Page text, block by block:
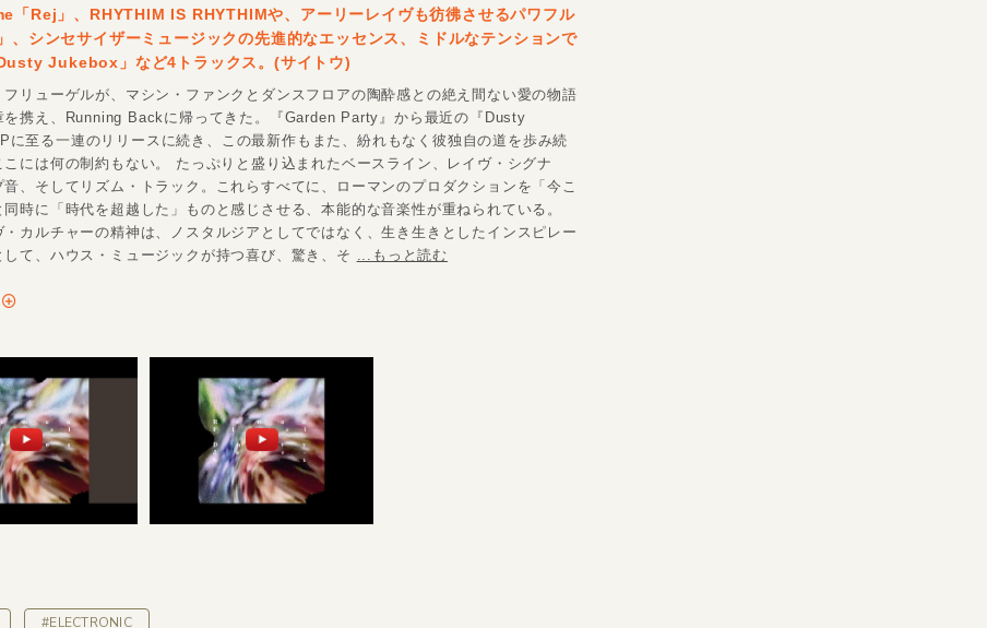
「Rej」、RHYTHIM IS RHYTHIMや、アーリーレイヴも彷彿させるパワフル
、シンセサイザーミュージックの先進的なエッセンス、ミドルなテンションで
Jukebox」など4トラックス。(サイトウ)
フリューゲルが、マシン・ファンクとダンスフロアの陶酔感との絶え間ない愛の物語
を携え、Running Backに帰ってきた。『Garden Party』から最近の『Dusty
に至る一連のリリースに続き、この最新作もまた、紛れもなく彼独自の道を歩み続
こには何の制約もない。 たっぷりと盛り込まれたベースライン、レイヴ・シグナ
音、そしてリズム・トラック。これらすべてに、ローマンのプロダクションを「今こ
同時に「時代を超越した」ものと感じさせる、本能的な音楽性が重ねられている。
・カルチャーの精神は、ノスタルジアとしてではなく、生き生きとしたインスピレー
して、ハウス・ミュージックが持つ喜び、驚き、そ ...もっと読む
#ELECTRONIC